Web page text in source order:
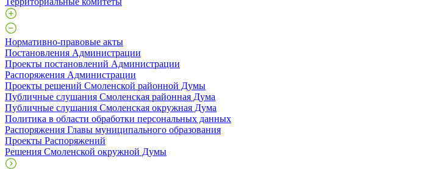
Нормативно-правовые акты
Постановления Администрации
Проекты постановлений Администрации
Распоряжения Администрации
Проекты решений Смоленской районной Думы
Публичные слушания Смоленская районная Дума
Публичные слушания Смоленская окружная Дума
Политика в области обработки персональных данных
Распоряжения Главы муниципального образования
Проекты Распоряжений
Решения Смоленской окружной Думы